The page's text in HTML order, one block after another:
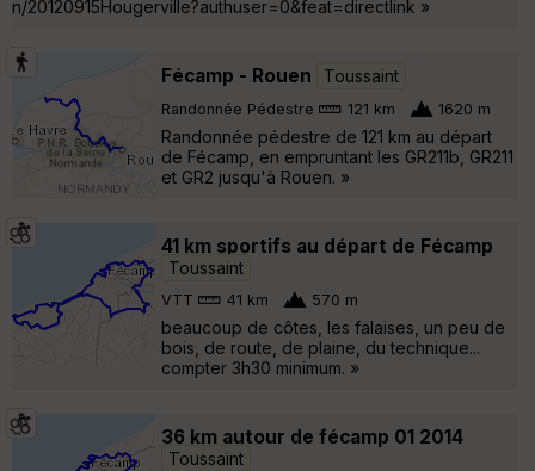
n/20120915Hougerville?authuser=0&feat=directlink »
Fécamp - Rouen Toussaint
Randonnée Pédestre 121 km 1620 m
Randonnée pédestre de 121 km au départ
de Fécamp, en empruntant les GR211b, GR211
et GR2 jusqu'à Rouen. »
41 km sportifs au départ de Fécamp
Toussaint
VTT 41 km 570 m
beaucoup de côtes, les falaises, un peu de
bois, de route, de plaine, du technique...
compter 3h30 minimum. »
36 km autour de fécamp 01 2014
Toussaint